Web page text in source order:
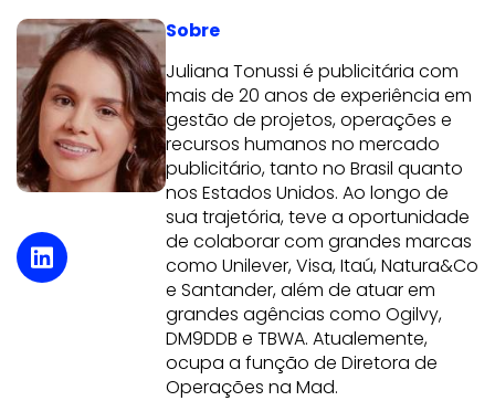
Sobre
Juliana Tonussi é publicitária com
mais de 20 anos de experiência em
gestão de projetos, operações e
recursos humanos no mercado
publicitário, tanto no Brasil quanto
nos Estados Unidos. Ao longo de
sua trajetória, teve a oportunidade
de colaborar com grandes marcas
como Unilever, Visa, Itaú, Natura&Co
e Santander, além de atuar em
grandes agências como Ogilvy,
DM9DDB e TBWA. Atualemente,
ocupa a função de Diretora de
Operações na Mad.